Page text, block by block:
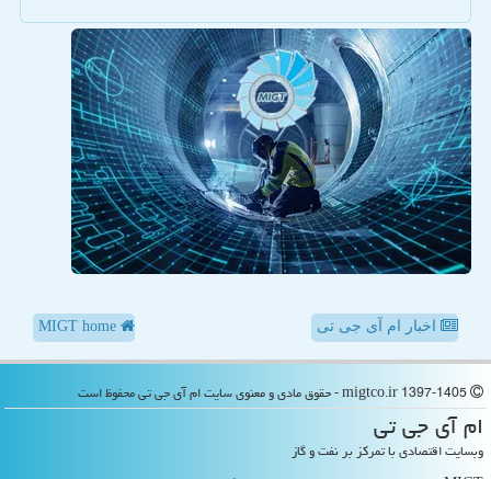
اخبار ام آی جی تی
ام آی جی تی
وبسایت اقتصادی با تمرکز بر نفت و گاز